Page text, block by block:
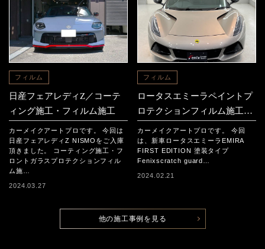
フィルム
日産フェアレディZ／コーテ
ィング施工・フィルム施工
カーメイクアートプロです。 今回は
日産フェアレディZ NISMOをご入庫
頂きました。 コーティング施工・フ
ロントガラスプロテクションフィル
ム施…
2024.03.27
フィルム
ロータスエミーラペイントプ
ロテクションフィルム施工事
カーメイクアートプロです。 今回
は、新車ロータスエミーラEMIRA
FIRST EDITION 塗装タイプ
Fenixscratch guard…
2024.02.21
他の施工事例を見る